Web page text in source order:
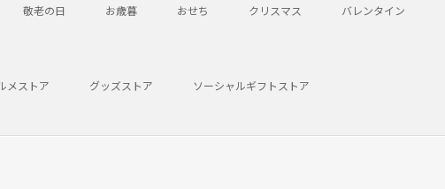
敬老の日 お歳暮 おせち クリスマス バレンタイン
メストア グッズストア ソーシャルギフトストア